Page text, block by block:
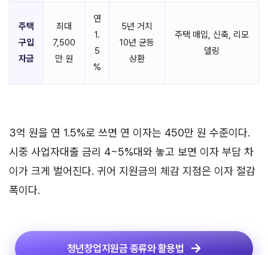
주택
구입
자금
최대
7,500
만 원
연
1.
5
%
5년 거치
10년 균등
상환
주택 매입, 신축, 리모
델링
3억 원을 연 1.5%로 쓰면 연 이자는 450만 원 수준이다.
시중 사업자대출 금리 4~5%대와 놓고 보면 이자 부담 차
이가 크게 벌어진다. 귀어 지원금의 체감 지점은 이자 절감
폭이다.
청년창업지원금 종류와 활용법